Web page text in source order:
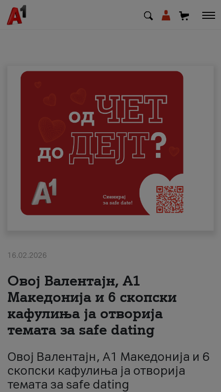
Деловни
Поддршка
Надополни кредит
Плати сметка
#ПодобарОнлајн
16.02.2026
Овој Валентајн, A1
Македонија и 6 скопски
кафулиња ја отворија
темата за safe dating
Овој Валентајн, A1 Македонија и 6
скопски кафулиња ја отворија
темата за safe dating